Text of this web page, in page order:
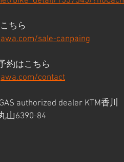
ちら
sale-canpaing
約はこちら
contact
authorized dealer KTM香川
山6390-84